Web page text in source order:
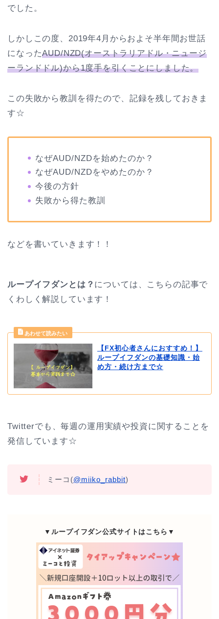
でした。
しかしこの度、2019年4月からおよそ半年間お世話
になったAUD/NZD(オーストラリアドル・ニュージ
ーランドドル)から1度手を引くことにしました。
この失敗から教訓を得たので、記録を残しておきま
す☆
なぜAUD/NZDを始めたのか？
なぜAUD/NZDをやめたのか？
今後の方針
失敗から得た教訓
などを書いていきます！！
ループイフダンとは？ については、こちらの記事で
くわしく解説しています！
【FX初心者さんにおすすめ！】
ループイフダンの基礎知識・始
め方・続け方まで☆
Twitterでも、毎週の運用実績や投資に関することを
発信しています☆
ミーコ(@miiko_rabbit)
▼ループイフダン公式サイトはこちら▼